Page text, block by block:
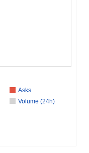
Asks
Volume (24h)